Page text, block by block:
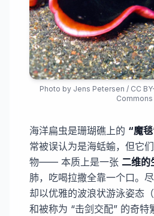
Photo by Jens Petersen / CC
Commons
海洋扁虫是珊瑚礁上的 “魔
常被误认为是海蛞蝓，但它
物—— 本质上是一张 二维的
肺，吃喝拉撒全靠一个口。
却以优雅的波浪状游泳姿态
和被称为 “击剑交配” 的奇特